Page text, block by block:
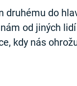
druhému do
od jiných
kdy nás